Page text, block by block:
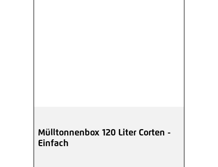
Mülltonnenbox 120 Liter Corten -
Einfach